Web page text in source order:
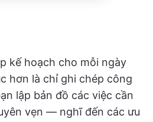
kế hoạch cho mỗi ngày
hơn là chỉ ghi chép công
lập bản đồ các việc cần
vẹn — nghĩ đến các ưu